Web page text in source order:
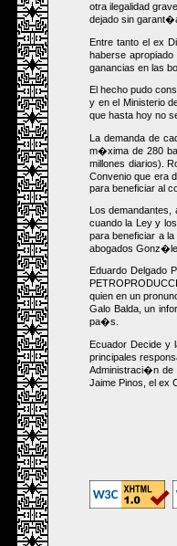
otra ilegalidad
dejado sin
Entre tanto el ex
haberse
ganancias en las
El hecho pudo
y en el Ministerio
que hasta hoy no
La demanda de
m�xima de 280
millones diarios).
Convenio que era
para beneficiar al
Los
cuando la Ley y
para beneficiar a
abogados
Eduardo Delgado
quien en un
Galo Balda, un
pa�s.
Ecuador Decide y
principales
Administraci�n de
Jaime Pinos, el ex